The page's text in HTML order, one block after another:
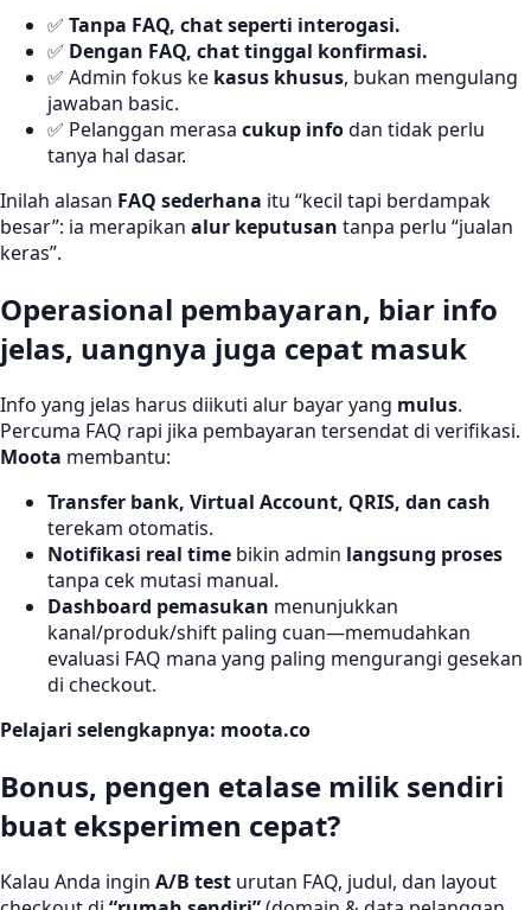
✅ Tanpa FAQ, chat seperti interogasi.
✅ Dengan FAQ, chat tinggal konfirmasi.
✅ Admin fokus ke kasus khusus, bukan mengulang
jawaban basic.
✅ Pelanggan merasa cukup infodan tidak perlu
tanya hal dasar.
Inilah alasan FAQ sederhana itu “kecil tapi berdampak
besar”: ia merapikan alur keputusan tanpa perlu “jualan
keras”.
Operasional pembayaran, biar info
jelas, uangnya juga cepat masuk
Info yang jelas harus diikuti alur bayar yang mulus.
Percuma FAQ rapi jika pembayaran tersendat di verifikasi.
Moota membantu:
Transfer bank, Virtual Account, QRIS, dan cash
terekam otomatis.
Notifikasi real time bikin admin langsung proses
tanpa cek mutasi manual.
Dashboard pemasukan menunjukkan
kanal/produk/shift paling cuan—memudahkan
evaluasi FAQ mana yang paling mengurangi gesekan
di checkout.
Pelajari selengkapnya: moota.co
Bonus, pengen etalase milik sendiri
buat eksperimen cepat?
Kalau Anda ingin A/B test urutan FAQ, judul, dan layout